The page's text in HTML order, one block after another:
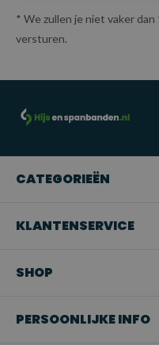
* We zullen je niet vaker
versturen.
CATEGORIEËN
KLANTENSERVICE
SHOP
PERSOONLIJKE INFO